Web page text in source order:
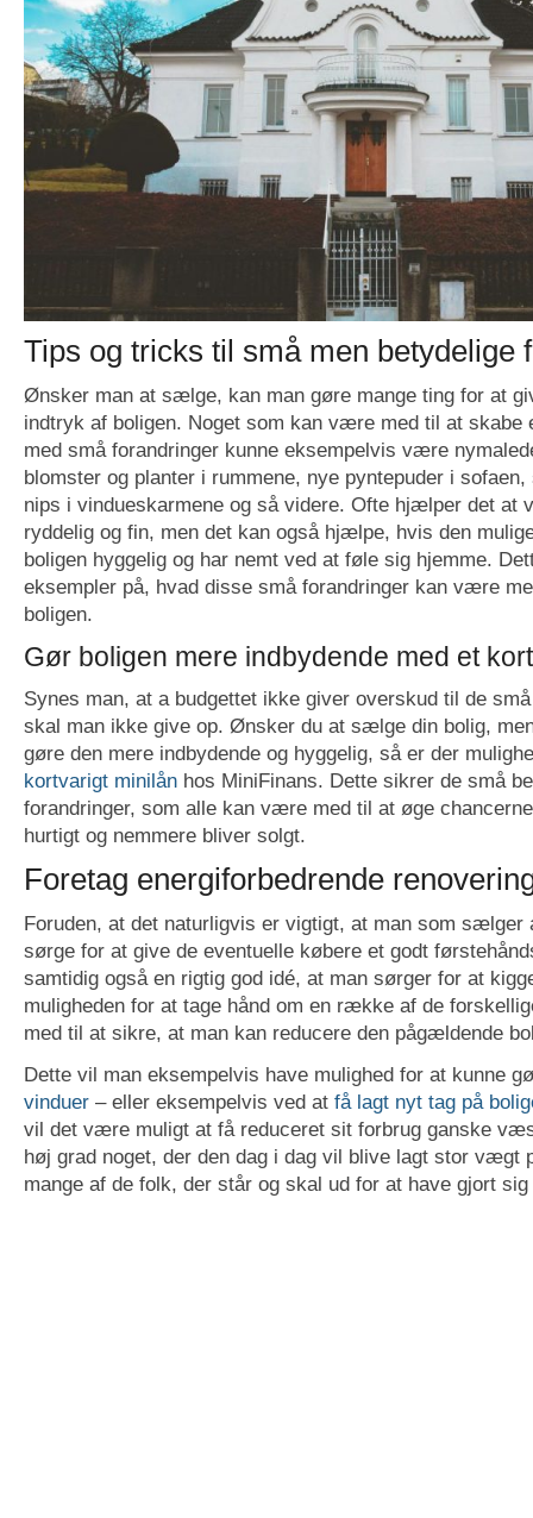
Tips og tricks til små men betydelige
Ønsker man at sælge, kan man gøre mange ting for at
indtryk af boligen. Noget som kan være med til at skabe
med små forandringer kunne eksempelvis være
blomster og planter i rummene, nye pyntepuder i
nips i vindueskarmene og så videre. Ofte hjælper det at
ryddelig og fin, men det kan også hjælpe, hvis den
boligen hyggelig og har nemt ved at føle sig hjemme.
eksempler på, hvad disse små forandringer kan være
boligen.
Gør boligen mere indbydende med et
Synes man, at a budgettet ikke giver overskud til de
skal man ikke give op. Ønsker du at sælge din bolig,
gøre den mere indbydende og hyggelig, så er der
kortvarigt minilånhos MiniFinans. Dette sikrer de små
forandringer, som alle kan være med til at øge
hurtigt og nemmere bliver solgt.
Foretag energiforbedrende
Foruden, at det naturligvis er vigtigt, at man som sælger
sørge for at give de eventuelle købere et godt
samtidig også en rigtig god idé, at man sørger for at
muligheden for at tage hånd om en række af de
med til at sikre, at man kan reducere den pågældende
Dette vil man eksempelvis have mulighed for at kunne
vinduer– eller eksempelvis ved at få lagt nyt tag på
vil det være muligt at få reduceret sit forbrug ganske
høj grad noget, der den dag i dag vil blive lagt stor vægt
mange af de folk, der står og skal ud for at have gjort